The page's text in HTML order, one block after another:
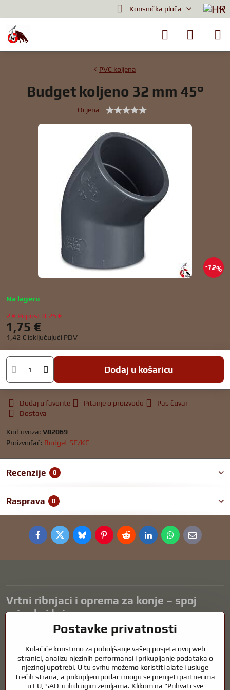
Korisnička ploča
12%
PVC koljena
Budget koljeno 32 mm 45°
Ocjena
Na lageru
2 € Popust 0,25 €
1,75 €
1,42 € isključujući PDV
Dodaj u košaricu
Dodaj u favorite Pitanje o proizvodu
Pas čuvar
Dostava
Kod uvoza: V82069
Proizvođač: Budget SF/KC
Recenzije 0
Rasprava 0
FacebookTwitterBlueskyPinterestRedditLinkedInWhatsApp
E-
mail
Vrtni ribnjaci i oprema za konje – spoj
prirode i brige
Vrtni ribnjaci prekrasan su dodatak svakom eksterijeru i stvaraju
skladno okruženje za opuštanje i život vodenih životinja. Pravilna
tehnologija, filtracija i redovito održavanje ključni su za čistu vodu i
zdrav ribnjak tijekom cijele godine. Jednako važna je briga o
životinjama koje su dio naših života.
Postavke privatnosti
Kolačiće koristimo za poboljšanje vašeg posjeta ovoj web
stranici, analizu njezinih performansi i prikupljanje podataka o
njezinoj upotrebi. U tu svrhu možemo koristiti alate i usluge
trećih strana, a prikupljeni podaci mogu se prenijeti partnerima
u EU, SAD-u ili drugim zemljama. Klikom na "Prihvati sve